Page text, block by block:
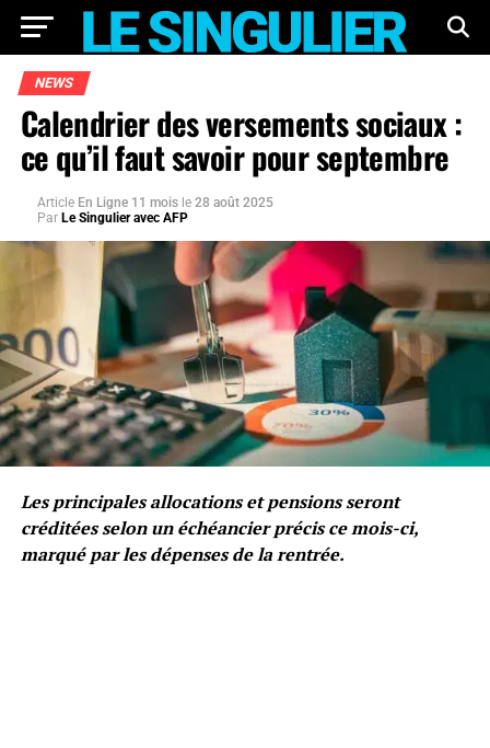
NEWS
Calendrier des versements sociaux :
ce qu’il faut savoir pour septembre
Article En Ligne 11 mois le 28 août 2025
Par Le Singulier avec AFP
Les principales allocations et pensions seront
créditées selon un échéancier précis ce mois-ci,
marqué par les dépenses de la rentrée.